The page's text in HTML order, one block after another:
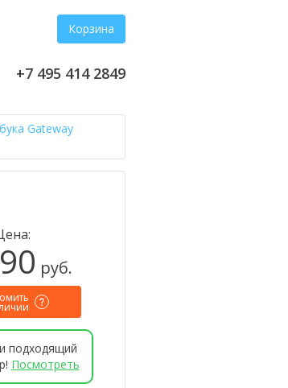
Корзина
+7 495 414 2849
Gateway
руб.
подходящий
Посмотреть